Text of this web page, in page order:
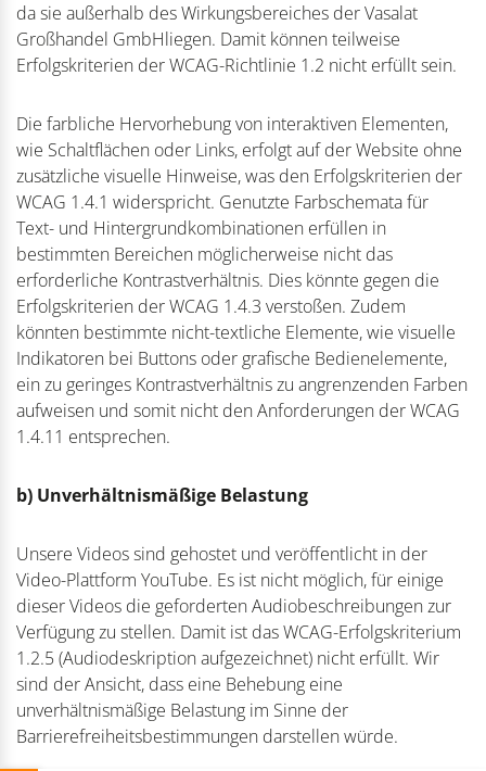
da sie außerhalb des Wirkungsbereiches der Vasalat
Großhandel GmbHliegen. Damit können teilweise
Erfolgskriterien der WCAG-Richtlinie 1.2 nicht erfüllt sein.
Die farbliche Hervorhebung von interaktiven Elementen,
wie Schaltflächen oder Links, erfolgt auf der Website ohne
zusätzliche visuelle Hinweise, was den Erfolgskriterien der
WCAG 1.4.1 widerspricht. Genutzte Farbschemata für
Text- und Hintergrundkombinationen erfüllen in
bestimmten Bereichen möglicherweise nicht das
erforderliche Kontrastverhältnis. Dies könnte gegen die
Erfolgskriterien der WCAG 1.4.3 verstoßen. Zudem
könnten bestimmte nicht-textliche Elemente, wie visuelle
Indikatoren bei Buttons oder grafische Bedienelemente,
ein zu geringes Kontrastverhältnis zu angrenzenden Farben
aufweisen und somit nicht den Anforderungen der WCAG
1.4.11 entsprechen.
b) Unverhältnismäßige Belastung
Unsere Videos sind gehostet und veröffentlicht in der
Video-Plattform YouTube. Es ist nicht möglich, für einige
dieser Videos die geforderten Audiobeschreibungen zur
Verfügung zu stellen. Damit ist das WCAG-Erfolgskriterium
1.2.5 (Audiodeskription aufgezeichnet) nicht erfüllt. Wir
sind der Ansicht, dass eine Behebung eine
unverhältnismäßige Belastung im Sinne der
Barrierefreiheitsbestimmungen darstellen würde.